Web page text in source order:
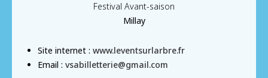
Festival Avant-saison
Millay
Site internet : www.leventsurlarbre.fr
Email : vsabilletterie@gmail.com